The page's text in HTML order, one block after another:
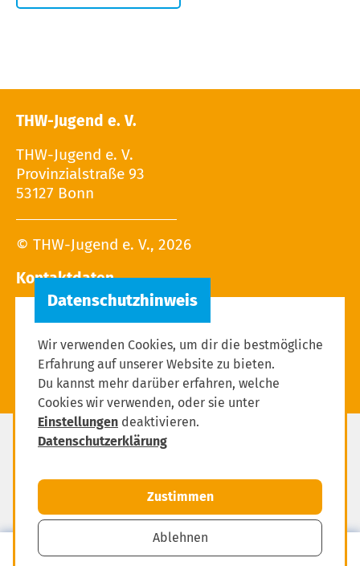
MENÜ
THW-Jugend e. V.
THW-Jugend e. V.
Provinzialstraße 93
53127 Bonn
© THW-Jugend e. V., 2026
Kontaktdaten
Tel.: 02 28 / 9 40 - 13 27
Datenschutz
Impressum
Wir verwenden Cookies, um dir die bestmögliche
Erfahrung auf unserer Website zu bieten.
Du kannst mehr darüber erfahren, welche
Cookies wir verwenden, oder sie unter
Einstellungen deaktivieren.
Datenschutzerklärung
Zustimmen
Ablehnen